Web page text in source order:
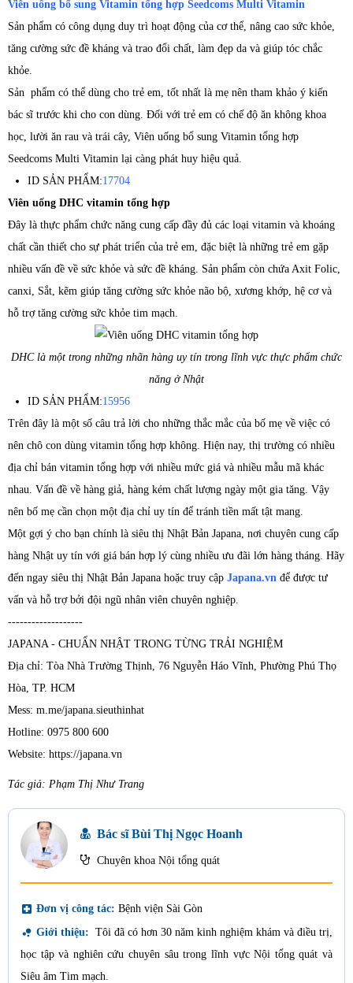
Viên uống bổ sung Vitamin tổng hợp Seedcoms Multi Vitamin
Sản phẩm có công dụng duy trì hoạt động của cơ thể, nâng cao sức khỏe,
tăng cường sức đề kháng và trao đổi chất, làm đẹp da và giúp tóc chắc
khỏe.
Sản phẩm có thể dùng cho trẻ em, tốt nhất là mẹ nên tham khảo ý kiến
bác sĩ trước khi cho con dùng. Đối với trẻ em có chế độ ăn không khoa
học, lười ăn rau và trái cây, Viên uống bổ sung Vitamin tổng hợp
Seedcoms Multi Vitamin lại càng phát huy hiệu quả.
ID SẢN PHẨM:17704
Viên uống DHC vitamin tổng hợp
Đây là thực phẩm chức năng cung cấp đầy đủ các loại vitamin và khoáng
chất cần thiết cho sự phát triển của trẻ em, đặc biệt là những trẻ em gặp
nhiều vấn đề về sức khỏe và sức đề kháng. Sản phẩm còn chứa Axit Folic,
canxi, Sắt, kẽm giúp tăng cường sức khỏe não bộ, xương khớp, hệ cơ và
hỗ trợ tăng cường sức khỏe tim mạch.
DHC là một trong những nhãn hàng uy tín trong lĩnh vực thực phẩm chức
năng ở Nhật
ID SẢN PHẨM:15956
Trên đây là một số câu trả lời cho những thắc mắc của bố mẹ về việc có
nên chô con dùng vitamin tổng hợp không. Hiện nay, thị trường có nhiều
địa chỉ bán vitamin tổng hợp với nhiều mức giá và nhiều mẫu mã khác
nhau. Vấn đề về hàng giả, hàng kém chất lượng ngày một gia tăng. Vậy
nên bố mẹ cần chọn một địa chỉ uy tín để tránh tiền mất tật mang.
Một gợi ý cho bạn chính là siêu thị Nhật Bản Japana, nơi chuyên cung cấp
hàng Nhật uy tín với giá bán hợp lý cùng nhiều ưu đãi lớn hàng tháng. Hãy
đến ngay siêu thị Nhật Bản Japana hoặc truy cập Japana.vn để được tư
vấn và hỗ trợ bởi đội ngũ nhân viên chuyên nghiệp.
-------------------
JAPANA - CHUẨN NHẬT TRONG TỪNG TRẢI NGHIỆM
Địa chỉ: Tòa Nhà Trường Thịnh, 76 Nguyễn Háo Vĩnh, Phường Phú Thọ
Hòa, TP. HCM
Mess: m.me/japana.sieuthinhat
Hotline: 0975 800 600
Website: https://japana.vn
Tác giả: Phạm Thị Như Trang
Bác sĩ Bùi Thị Ngọc Hoanh
Chuyên khoa Nội tổng quát
local_hospital Đơn vị công tác: Bệnh viện Sài Gòn
bubble_chart Giới thiệu: Tôi đã có hơn 30 năm kinh nghiệm khám và điều trị,
học tập và nghiên cứu chuyên sâu trong lĩnh vực Nội tổng quát và
Siêu âm Tim mạch.